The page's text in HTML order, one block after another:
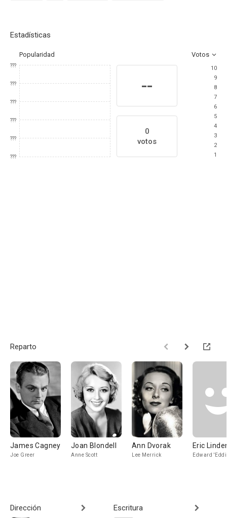
Estadísticas
Popularidad Votos
???
???
???
???
???
???
--
0
votos
10
9
8
7
6
5
4
3
2
1
Reparto
James Cagney
Joe Greer
Joan Blondell
Anne Scott
Ann Dvorak
Lee Merrick
Eric
Edward
Dirección Escritura